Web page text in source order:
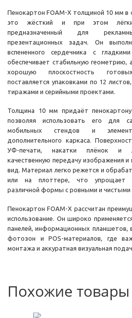
Пенокартон FOAM-X толщиной 10 мм
это жёсткий и при этом
предназначенный для
презентационных задач. Он
вспененного сердечника с
обеспечивает стабильную геометрию,
хорошую плоскостность
поставляется упаковками по 12
тиражами и серийными проектами.
Толщина 10 мм придаёт
позволяя использовать его для
мобильных стендов и
дополнительного каркаса.
УФ-печати, накатки плёнок и
качественную передачу изображения
вид. Материал легко режется и
или на плоттере, что упрощает
различной формы с ровными и чистыми
Пенокартон FOAM-X рассчитан
использование. Он широко
панелей, информационных планшетов,
фотозон и POS-материалов, где
монтажа и аккуратная визуальная
Похожие товары